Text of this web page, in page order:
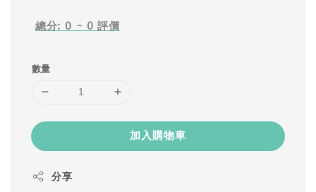
總分: 0 - 0 評價
數量
加入購物車
分享